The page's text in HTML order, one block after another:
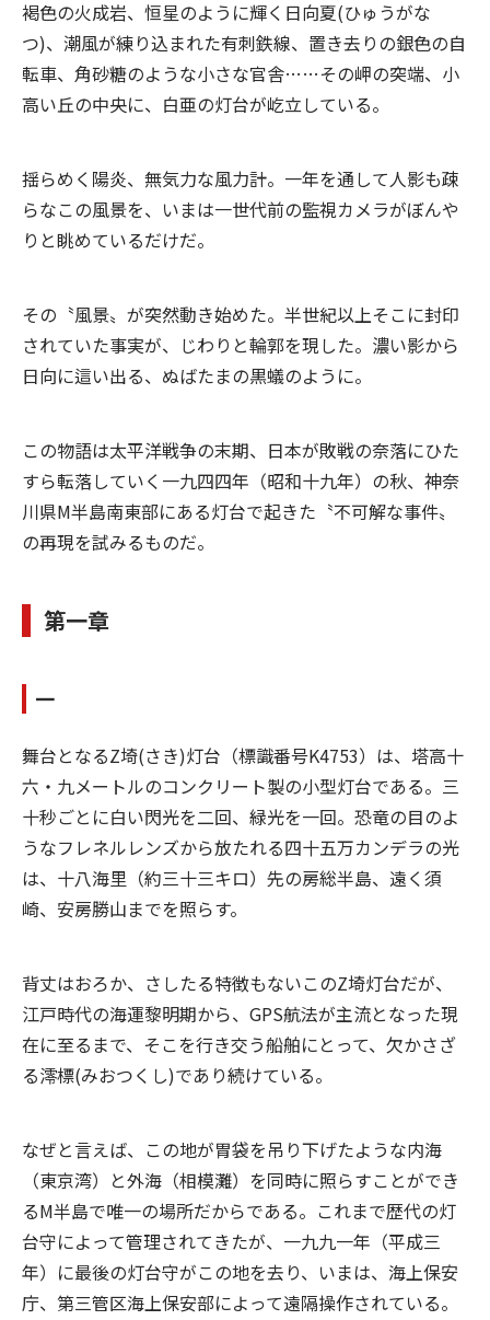
褐色の火成岩、恒星のように輝く日向夏(ひゅうがな
つ)、潮風が練り込まれた有刺鉄線、置き去りの銀色の自
転車、角砂糖のような小さな官舎……その岬の突端、小
高い丘の中央に、白亜の灯台が屹立している。
揺らめく陽炎、無気力な風力計。一年を通して人影も疎
らなこの風景を、いまは一世代前の監視カメラがぼんや
りと眺めているだけだ。
その〝風景〟が突然動き始めた。半世紀以上そこに封印
されていた事実が、じわりと輪郭を現した。濃い影から
日向に這い出る、ぬばたまの黒蟻のように。
この物語は太平洋戦争の末期、日本が敗戦の奈落にひた
すら転落していく一九四四年（昭和十九年）の秋、神奈
川県M半島南東部にある灯台で起きた〝不可解な事件〟
の再現を試みるものだ。
第一章
一
舞台となるZ埼(さき)灯台（標識番号K4753）は、塔高十
六・九メートルのコンクリート製の小型灯台である。三
十秒ごとに白い閃光を二回、緑光を一回。恐竜の目のよ
うなフレネルレンズから放たれる四十五万カンデラの光
は、十八海里（約三十三キロ）先の房総半島、遠く須
崎、安房勝山までを照らす。
背丈はおろか、さしたる特徴もないこのZ埼灯台だが、
江戸時代の海運黎明期から、GPS航法が主流となった現
在に至るまで、そこを行き交う船舶にとって、欠かさざ
る澪標(みおつくし)であり続けている。
なぜと言えば、この地が胃袋を吊り下げたような内海
（東京湾）と外海（相模灘）を同時に照らすことができ
るM半島で唯一の場所だからである。これまで歴代の灯
台守によって管理されてきたが、一九九一年（平成三
年）に最後の灯台守がこの地を去り、いまは、海上保安
庁、第三管区海上保安部によって遠隔操作されている。